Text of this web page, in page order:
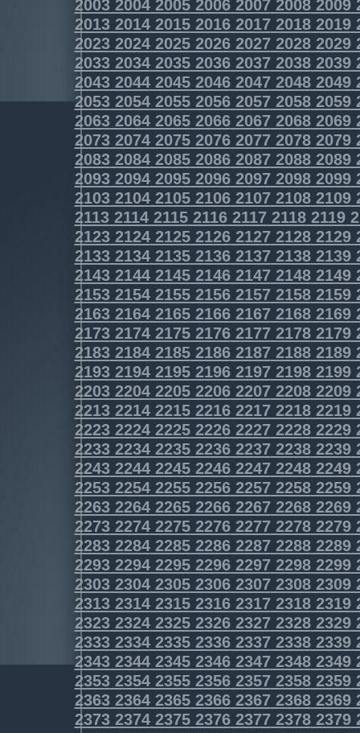
2003200420052006200720082009
2013201420152016201720182019
2023202420252026202720282029
2033203420352036203720382039
2043204420452046204720482049
2053205420552056205720582059
2063206420652066206720682069
2073207420752076207720782079
2083208420852086208720882089
2093209420952096209720982099
2103210421052106210721082109
2113211421152116211721182119
2123212421252126212721282129
2133213421352136213721382139
2143214421452146214721482149
2153215421552156215721582159
2163216421652166216721682169
2173217421752176217721782179
2183218421852186218721882189
2193219421952196219721982199
2203220422052206220722082209
2213221422152216221722182219
2223222422252226222722282229
2233223422352236223722382239
2243224422452246224722482249
2253225422552256225722582259
2263226422652266226722682269
2273227422752276227722782279
2283228422852286228722882289
2293229422952296229722982299
2303230423052306230723082309
2313231423152316231723182319
2323232423252326232723282329
2333233423352336233723382339
2343234423452346234723482349
2353235423552356235723582359
2363236423652366236723682369
2373237423752376237723782379